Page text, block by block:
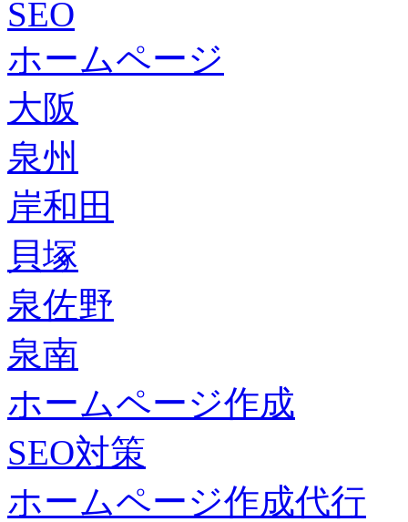
SEO
ホームページ
大阪
泉州
岸和田
貝塚
泉佐野
泉南
ホームページ作成
SEO対策
ホームページ作成代行